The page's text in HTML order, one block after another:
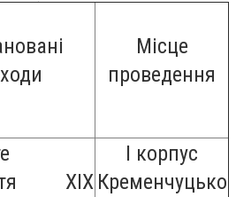
Місце
проведення
XIX
І корпус
Кременчуцько